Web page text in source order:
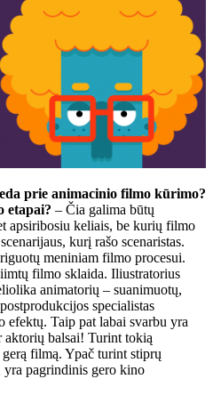
prie animacinio filmo kūrimo?
etapai? – Čia galima būtų
apsiribosiu keliais, be kurių filmo
kurį rašo scenaristas.
meniniam filmo procesui.
filmo sklaida. Iliustratorius
animatorių – suanimuotų,
specialistas
efektų. Taip pat labai svarbu yra
aktorių balsai! Turint tokią
filmą. Ypač turint stiprų
yra pagrindinis gero kino